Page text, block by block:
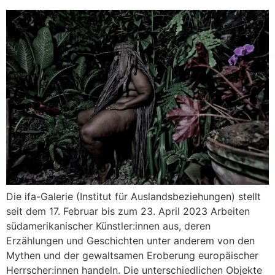
Die ifa-Galerie (Institut für Auslandsbeziehungen) stellt
seit dem 17. Februar bis zum 23. April 2023 Arbeiten
südamerikanischer Künstler:innen aus, deren
Erzählungen und Geschichten unter anderem von den
Mythen und der gewaltsamen Eroberung europäischer
Herrscher:innen handeln. Die unterschiedlichen Objekte